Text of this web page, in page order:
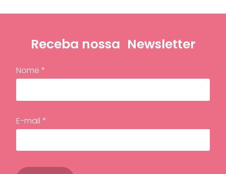
Receba nossa Newsletter
Nome *
E-mail *